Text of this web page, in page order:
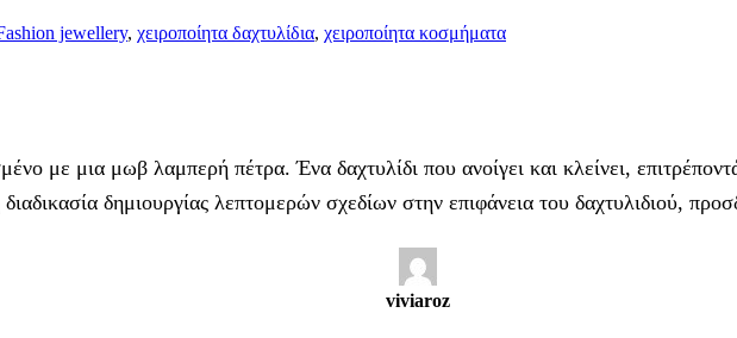
jewellery, χειροποίητα δαχτυλίδια, χειροποίητα κοσμήματα
με μια μωβ λαμπερή πέτρα. Ένα δαχτυλίδι που ανοίγει και κλείνει,
δημιουργίας λεπτομερών σχεδίων στην επιφάνεια του δαχτυλιδιού,
viviaroz